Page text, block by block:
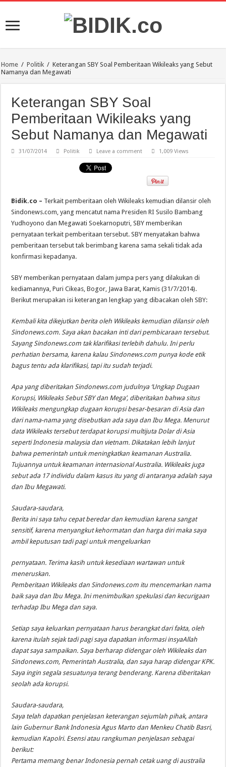
Home / Politik / Keterangan SBY Soal Pemberitaan Wikileaks yang Sebut
Namanya dan Megawati
Keterangan SBY Soal
Pemberitaan Wikileaks yang
Sebut Namanya dan Megawati
31/07/2014 Politik Leave a comment 1,009 Views
Bidik.co – Terkait pemberitaan oleh Wikileaks kemudian dilansir oleh
Sindonews.com, yang mencatut nama Presiden RI Susilo Bambang
Yudhoyono dan Megawati Soekarnoputri, SBY memberikan
pernyataan terkait pemberitaan tersebut. SBY menyatakan bahwa
pemberitaan tersebut tak berimbang karena sama sekali tidak ada
konfirmasi kepadanya.
SBY memberikan pernyataan dalam jumpa pers yang dilakukan di
kediamannya, Puri Cikeas, Bogor, Jawa Barat, Kamis (31/7/2014).
Berikut merupakan isi keterangan lengkap yang dibacakan oleh SBY:
Kembali kita dikejutkan berita oleh Wikileaks kemudian dilansir oleh
Sindonews.com. Saya akan bacakan inti dari pembicaraan tersebut.
Sayang Sindonews.com tak klarifikasi terlebih dahulu. Ini perlu
perhatian bersama, karena kalau Sindonews.com punya kode etik
bagus tentu ada klarifikasi, tapi itu sudah terjadi.
Apa yang diberitakan Sindonews.com judulnya ‘Ungkap Dugaan
Korupsi, Wikileaks Sebut SBY dan Mega’, diberitakan bahwa situs
Wikileaks mengungkap dugaan korupsi besar-besaran di Asia dan
dari nama-nama yang disebutkan ada saya dan Ibu Mega. Menurut
data Wikileaks tersebut terdapat korupsi multijuta Dolar di Asia
seperti Indonesia malaysia dan vietnam. Dikatakan lebih lanjut
bahwa pemerintah untuk meningkatkan keamanan Australia.
Tujuannya untuk keamanan internasional Australia. Wikileaks juga
sebut ada 17 individu dalam kasus itu yang di antaranya adalah saya
dan Ibu Megawati.
Saudara-saudara,
Berita ini saya tahu cepat beredar dan kemudian karena sangat
sensitif, karena menyangkut kehormatan dan harga diri maka saya
ambil keputusan tadi pagi untuk mengeluarkan
pernyataan. Terima kasih untuk kesediaan wartawan untuk
meneruskan.
Pemberitaan Wikileaks dan Sindonews.com itu mencemarkan nama
baik saya dan Ibu Mega. Ini menimbulkan spekulasi dan kecurigaan
terhadap Ibu Mega dan saya.
Setiap saya keluarkan pernyataan harus berangkat dari fakta, oleh
karena itulah sejak tadi pagi saya dapatkan informasi insyaAllah
dapat saya sampaikan. Saya berharap didengar oleh Wikileaks dan
Sindonews.com, Pemerintah Australia, dan saya harap didengar KPK.
Saya ingin segala sesuatunya terang benderang. Karena diberitakan
seolah ada korupsi.
Saudara-saudara,
Saya telah dapatkan penjelasan keterangan sejumlah pihak, antara
lain Gubernur Bank Indonesia Agus Marto dan Menkeu Chatib Basri,
kemudian Kapolri. Esensi atau rangkuman penjelasan sebagai
berikut:
Pertama memang benar Indonesia pernah cetak uang di australia